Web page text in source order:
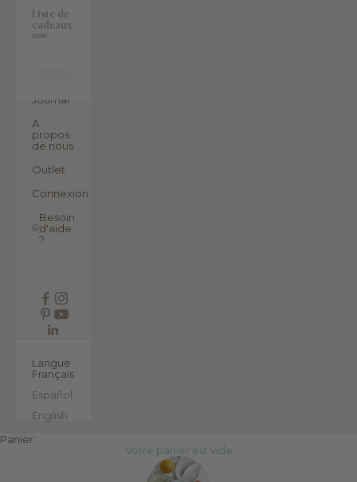
Liste de
cadeaux
new
Journal
A
propos
de nous
Outlet
Connexion
Besoin
d'aide
?
Langue
Français
Español
English
Panier
Votre panier est vide